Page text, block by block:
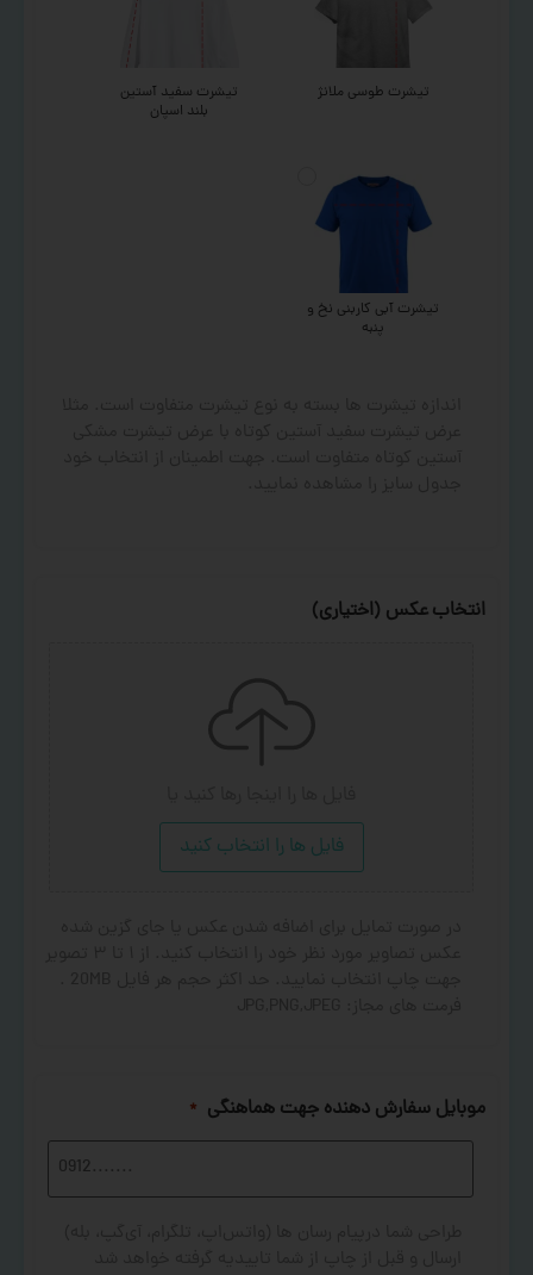
تیشرت طوسی ملانژ
تیشرت سفید آستین
بلند اسپان
تیشرت آبی کاربنی نخ و
پنبه
انتخاب عکس (اختیاری)
فایل ها را انتخاب کنید
موبایل سفارش دهنده جهت هماهنگی *